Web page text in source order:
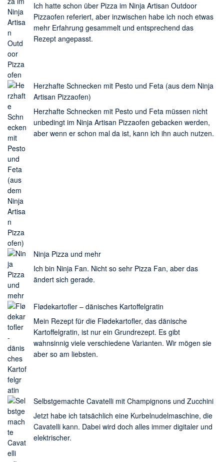
Ich hatte schon über Pizza im Ninja Artisan Outdoor
Pizzaofen referiert, aber inzwischen habe ich noch etwas
mehr Erfahrung gesammelt und entsprechend das
Rezept angepasst.
Herzhafte Schnecken mit Pesto und Feta (aus dem Ninja
Artisan Pizzaofen)
Herzhafte Schnecken mit Pesto und Feta müssen nicht
unbedingt im Ninja Artisan Pizzaofen gebacken werden,
aber wenn er schon mal da ist, kann ich ihn auch nutzen.
Ninja Pizza und mehr
Ich bin Ninja Fan. Nicht so sehr Pizza Fan, aber das
ändert sich gerade.
Flødekartofler – dänisches Kartoffelgratin
Mein Rezept für die Flødekartofler, das dänische
Kartoffelgratin, ist nur ein Grundrezept. Es gibt
wahnsinnig viele verschiedene Varianten. Wir mögen sie
aber so am liebsten.
Selbstgemachte Cavatelli mit Champignons und Zucchini
Jetzt habe ich tatsächlich eine Kurbelnudelmaschine, die
Cavatelli kann. Dabei wird doch alles immer digitaler und
elektrischer.